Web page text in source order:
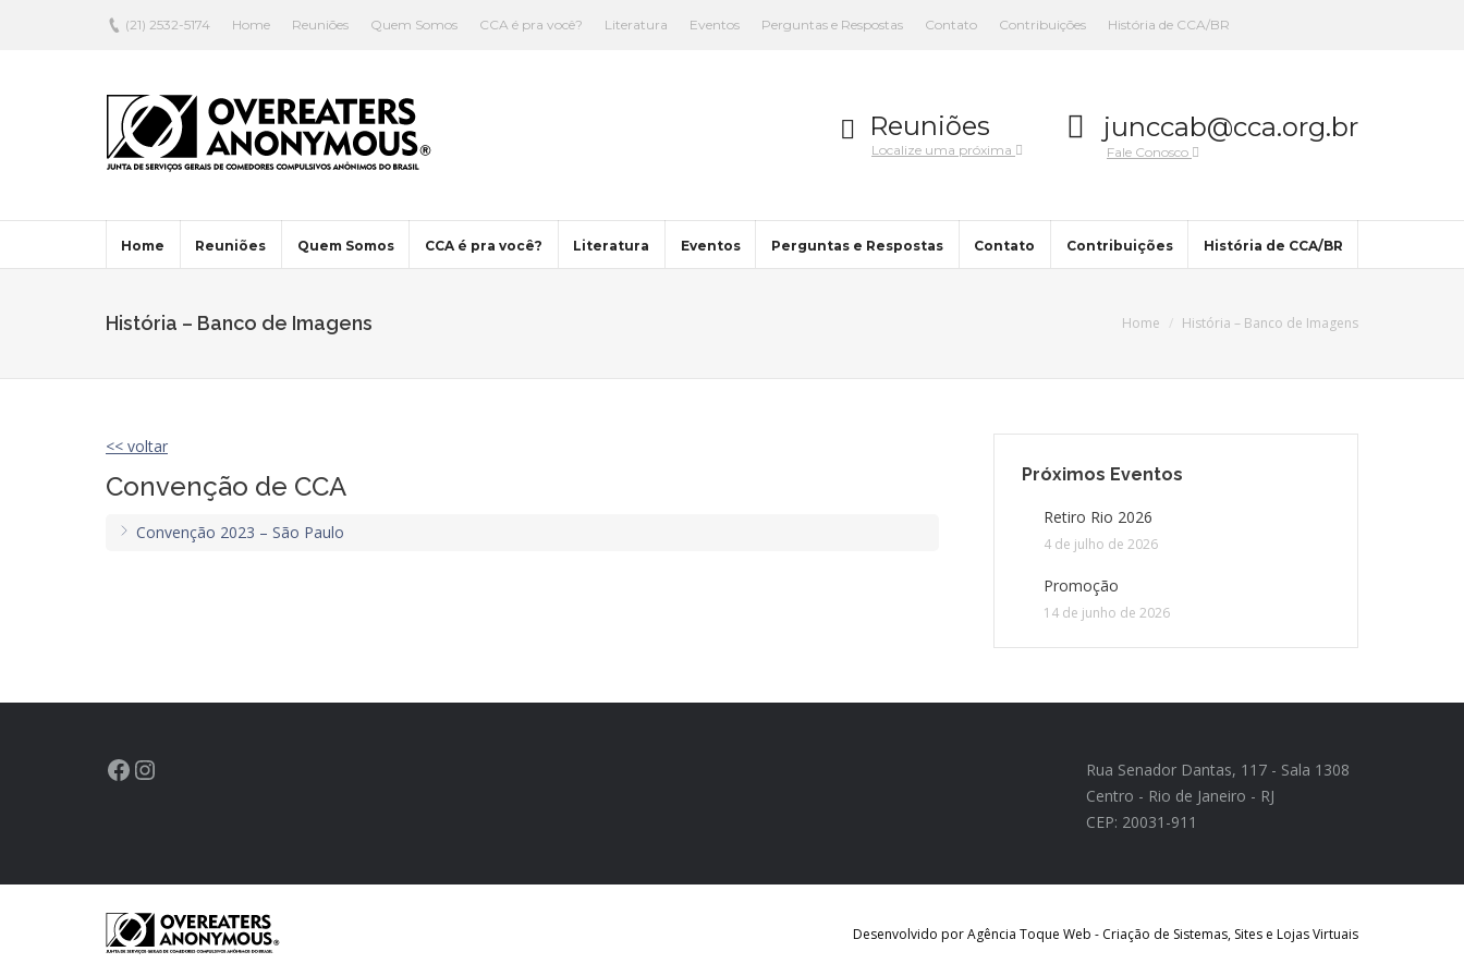
(21) 2532-5174 Home Reuniões Quem Somos CCA é pra você? Literatura Eventos Perguntas e Respostas Contato Contribuições História de CCA/BR
Reuniões
Localize uma próxima
junccab@cca.org.br
Fale Conosco
Home Reuniões Quem Somos CCA é pra você? Literatura Eventos Perguntas e Respostas Contato Contribuições História de CCA/BR
História – Banco de Imagens Home História – Banco de Imagens
<< voltar
Convenção de CCA
Convenção 2023 – São Paulo
Próximos Eventos
Retiro Rio 2026
4 de julho de 2026
Promoção
14 de junho de 2026
Rua Senador Dantas, 117 - Sala 1308
Centro - Rio de Janeiro - RJ
CEP: 20031-911
Desenvolvido por Agência Toque Web - Criação de Sistemas, Sites e Lojas Virtuais